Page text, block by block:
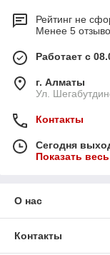
Рейтинг не
Менее 5
Работает с
г. Алматы
Ул.
Контакты
Сегодня
Показать
О нас
Контакты